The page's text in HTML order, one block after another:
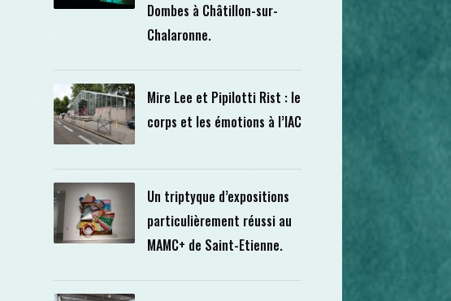
Dombes à Châtillon-sur-
Chalaronne.
Mire Lee et Pipilotti Rist : le
corps et les émotions à l’IAC
Un triptyque d’expositions
particulièrement réussi au
MAMC+ de Saint-Etienne.